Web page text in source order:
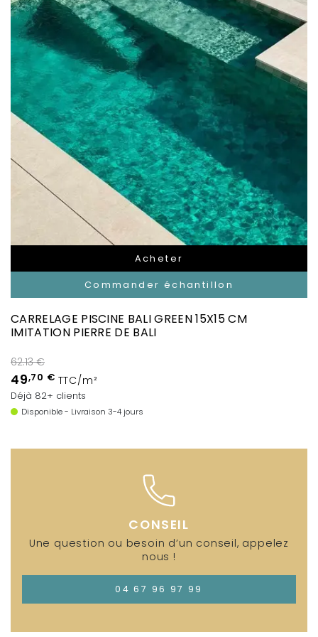
Acheter
Commander échantillon
CARRELAGE PISCINE BALI GREEN 15X15 CM
IMITATION PIERRE DE BALI
62.13 €
49,70 € TTC/m²
Déjà 82+ clients
Disponible - Livraison 3-4 jours
CONSEIL
Une question ou besoin d’un conseil, appelez
nous !
04 67 96 97 99